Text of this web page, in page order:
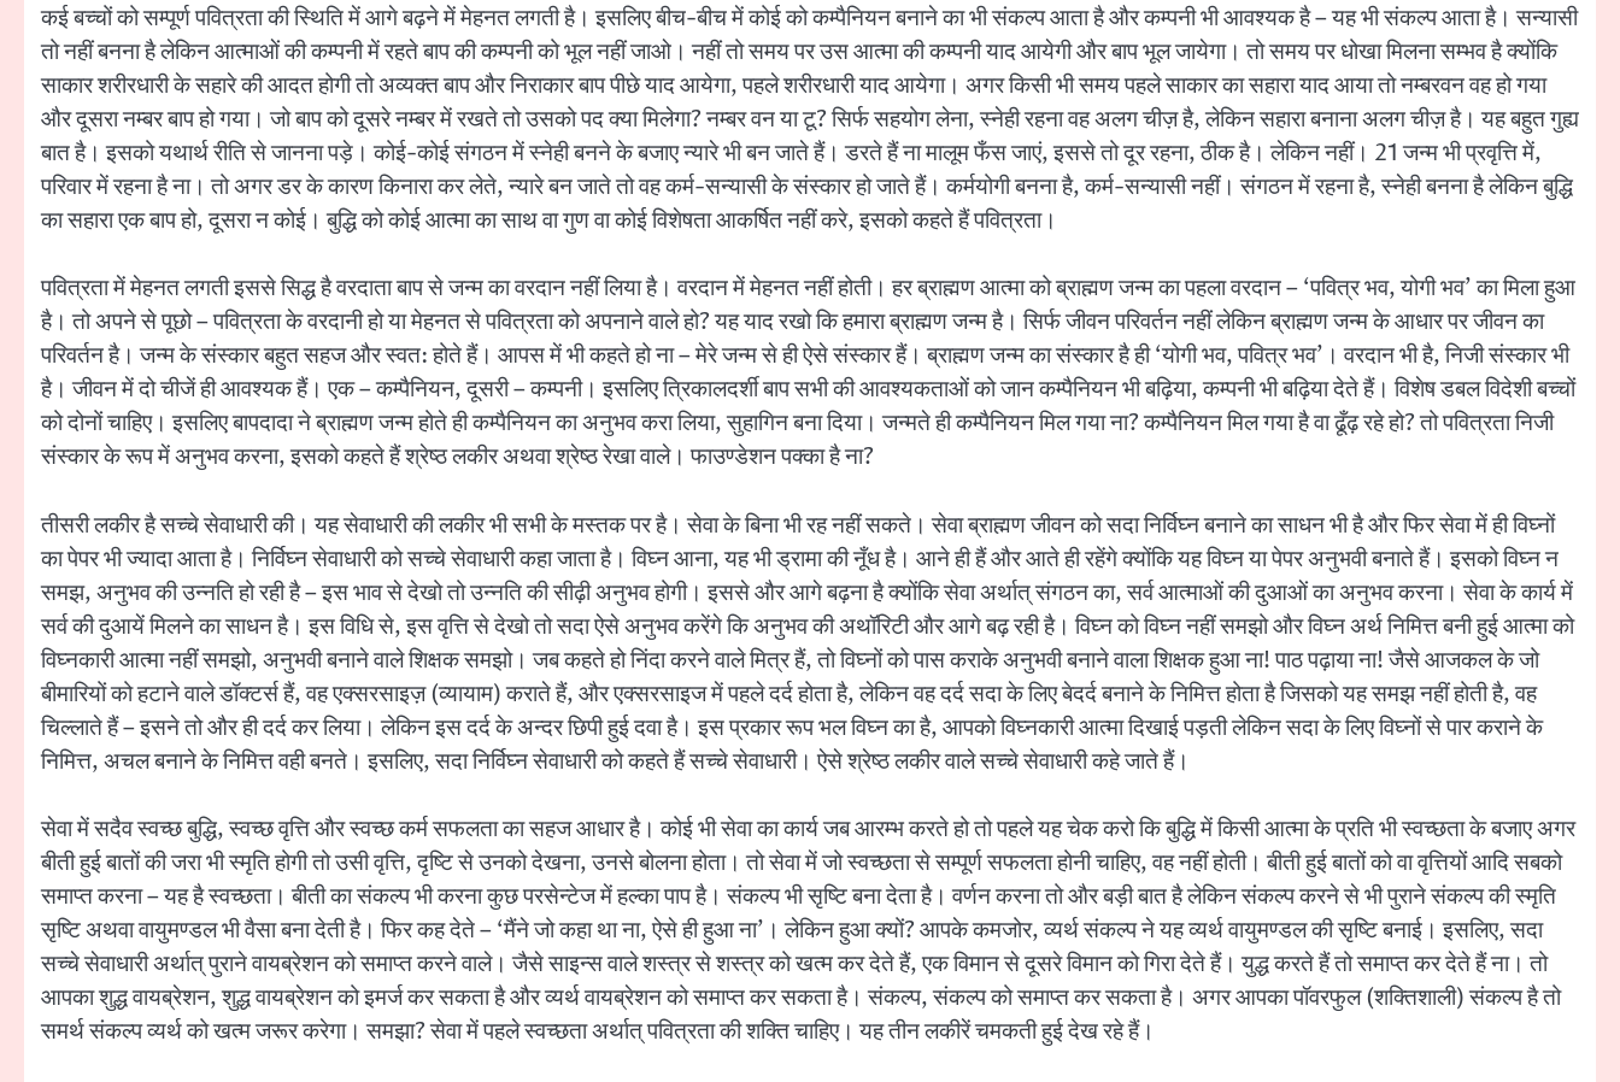
कई बच्चों को सम्पूर्ण पवित्रता की स्थिति में आगे बढ़ने में मेहनत लगती है। इसलिए बीच-बीच में कोई को कम्पैनियन बनाने का भी संकल्प आता है और कम्पनी भी आवश्यक है – यह भी संकल्प आता है। सन्यासी
तो नहीं बनना है लेकिन आत्माओं की कम्पनी में रहते बाप की कम्पनी को भूल नहीं जाओ। नहीं तो समय पर उस आत्मा की कम्पनी याद आयेगी और बाप भूल जायेगा। तो समय पर धोखा मिलना सम्भव है क्योंकि
साकार शरीरधारी के सहारे की आदत होगी तो अव्यक्त बाप और निराकार बाप पीछे याद आयेगा, पहले शरीरधारी याद आयेगा। अगर किसी भी समय पहले साकार का सहारा याद आया तो नम्बरवन वह हो गया
और दूसरा नम्बर बाप हो गया। जो बाप को दूसरे नम्बर में रखते तो उसको पद क्या मिलेगा? नम्बर वन या टू? सिर्फ सहयोग लेना, स्नेही रहना वह अलग चीज़ है, लेकिन सहारा बनाना अलग चीज़ है। यह बहुत गुह्य
बात है। इसको यथार्थ रीति से जानना पड़े। कोई-कोई संगठन में स्नेही बनने के बजाए न्यारे भी बन जाते हैं। डरते हैं ना मालूम फँस जाएं, इससे तो दूर रहना, ठीक है। लेकिन नहीं। 21 जन्म भी प्रवृत्ति में,
परिवार में रहना है ना। तो अगर डर के कारण किनारा कर लेते, न्यारे बन जाते तो वह कर्म-सन्यासी के संस्कार हो जाते हैं। कर्मयोगी बनना है, कर्म-सन्यासी नहीं। संगठन में रहना है, स्नेही बनना है लेकिन बुद्धि
का सहारा एक बाप हो, दूसरा न कोई। बुद्धि को कोई आत्मा का साथ वा गुण वा कोई विशेषता आकर्षित नहीं करे, इसको कहते हैं पवित्रता।
पवित्रता में मेहनत लगती इससे सिद्ध है वरदाता बाप से जन्म का वरदान नहीं लिया है। वरदान में मेहनत नहीं होती। हर ब्राह्मण आत्मा को ब्राह्मण जन्म का पहला वरदान – ‘पवित्र भव, योगी भव’ का मिला हुआ
है। तो अपने से पूछो – पवित्रता के वरदानी हो या मेहनत से पवित्रता को अपनाने वाले हो? यह याद रखो कि हमारा ब्राह्मण जन्म है। सिर्फ जीवन परिवर्तन नहीं लेकिन ब्राह्मण जन्म के आधार पर जीवन का
परिवर्तन है। जन्म के संस्कार बहुत सहज और स्वत: होते हैं। आपस में भी कहते हो ना – मेरे जन्म से ही ऐसे संस्कार हैं। ब्राह्मण जन्म का संस्कार है ही ‘योगी भव, पवित्र भव’। वरदान भी है, निजी संस्कार भी
है। जीवन में दो चीजें ही आवश्यक हैं। एक – कम्पैनियन, दूसरी – कम्पनी। इसलिए त्रिकालदर्शी बाप सभी की आवश्यकताओं को जान कम्पैनियन भी बढ़िया, कम्पनी भी बढ़िया देते हैं। विशेष डबल विदेशी बच्चों
को दोनों चाहिए। इसलिए बापदादा ने ब्राह्मण जन्म होते ही कम्पैनियन का अनुभव करा लिया, सुहागिन बना दिया। जन्मते ही कम्पैनियन मिल गया ना? कम्पैनियन मिल गया है वा ढूँढ़ रहे हो? तो पवित्रता निजी
संस्कार के रूप में अनुभव करना, इसको कहते हैं श्रेष्ठ लकीर अथवा श्रेष्ठ रेखा वाले। फाउण्डेशन पक्का है ना?
तीसरी लकीर है सच्चे सेवाधारी की। यह सेवाधारी की लकीर भी सभी के मस्तक पर है। सेवा के बिना भी रह नहीं सकते। सेवा ब्राह्मण जीवन को सदा निर्विघ्न बनाने का साधन भी है और फिर सेवा में ही विघ्नों
का पेपर भी ज्यादा आता है। निर्विघ्न सेवाधारी को सच्चे सेवाधारी कहा जाता है। विघ्न आना, यह भी ड्रामा की नूँध है। आने ही हैं और आते ही रहेंगे क्योंकि यह विघ्न या पेपर अनुभवी बनाते हैं। इसको विघ्न न
समझ, अनुभव की उन्नति हो रही है – इस भाव से देखो तो उन्नति की सीढ़ी अनुभव होगी। इससे और आगे बढ़ना है क्योंकि सेवा अर्थात् संगठन का, सर्व आत्माओं की दुआओं का अनुभव करना। सेवा के कार्य में
सर्व की दुआयें मिलने का साधन है। इस विधि से, इस वृत्ति से देखो तो सदा ऐसे अनुभव करेंगे कि अनुभव की अथॉरिटी और आगे बढ़ रही है। विघ्न को विघ्न नहीं समझो और विघ्न अर्थ निमित्त बनी हुई आत्मा को
विघ्नकारी आत्मा नहीं समझो, अनुभवी बनाने वाले शिक्षक समझो। जब कहते हो निंदा करने वाले मित्र हैं, तो विघ्नों को पास कराके अनुभवी बनाने वाला शिक्षक हुआ ना! पाठ पढ़ाया ना! जैसे आजकल के जो
बीमारियों को हटाने वाले डॉक्टर्स हैं, वह एक्सरसाइज़ (व्यायाम) कराते हैं, और एक्सरसाइज में पहले दर्द होता है, लेकिन वह दर्द सदा के लिए बेदर्द बनाने के निमित्त होता है जिसको यह समझ नहीं होती है, वह
चिल्लाते हैं – इसने तो और ही दर्द कर लिया। लेकिन इस दर्द के अन्दर छिपी हुई दवा है। इस प्रकार रूप भल विघ्न का है, आपको विघ्नकारी आत्मा दिखाई पड़ती लेकिन सदा के लिए विघ्नों से पार कराने के
निमित्त, अचल बनाने के निमित्त वही बनते। इसलिए, सदा निर्विघ्न सेवाधारी को कहते हैं सच्चे सेवाधारी। ऐसे श्रेष्ठ लकीर वाले सच्चे सेवाधारी कहे जाते हैं।
सेवा में सदैव स्वच्छ बुद्धि, स्वच्छ वृत्ति और स्वच्छ कर्म सफलता का सहज आधार है। कोई भी सेवा का कार्य जब आरम्भ करते हो तो पहले यह चेक करो कि बुद्धि में किसी आत्मा के प्रति भी स्वच्छता के बजाए अगर
बीती हुई बातों की जरा भी स्मृति होगी तो उसी वृत्ति, दृष्टि से उनको देखना, उनसे बोलना होता। तो सेवा में जो स्वच्छता से सम्पूर्ण सफलता होनी चाहिए, वह नहीं होती। बीती हुई बातों को वा वृत्तियों आदि सबको
समाप्त करना – यह है स्वच्छता। बीती का संकल्प भी करना कुछ परसेन्टेज में हल्का पाप है। संकल्प भी सृष्टि बना देता है। वर्णन करना तो और बड़ी बात है लेकिन संकल्प करने से भी पुराने संकल्प की स्मृति
सृष्टि अथवा वायुमण्डल भी वैसा बना देती है। फिर कह देते – ‘मैंने जो कहा था ना, ऐसे ही हुआ ना’। लेकिन हुआ क्यों? आपके कमजोर, व्यर्थ संकल्प ने यह व्यर्थ वायुमण्डल की सृष्टि बनाई। इसलिए, सदा
सच्चे सेवाधारी अर्थात् पुराने वायब्रेशन को समाप्त करने वाले। जैसे साइन्स वाले शस्त्र से शस्त्र को खत्म कर देते हैं, एक विमान से दूसरे विमान को गिरा देते हैं। युद्ध करते हैं तो समाप्त कर देते हैं ना। तो
आपका शुद्ध वायब्रेशन, शुद्ध वायब्रेशन को इमर्ज कर सकता है और व्यर्थ वायब्रेशन को समाप्त कर सकता है। संकल्प, संकल्प को समाप्त कर सकता है। अगर आपका पॉवरफुल (शक्तिशाली) संकल्प है तो
समर्थ संकल्प व्यर्थ को खत्म जरूर करेगा। समझा? सेवा में पहले स्वच्छता अर्थात् पवित्रता की शक्ति चाहिए। यह तीन लकीरें चमकती हुई देख रहे हैं।